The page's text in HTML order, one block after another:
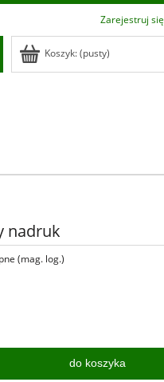
Zarejestruj się
Koszyk:(pusty)
nadruk
(mag. log.)
do koszyka